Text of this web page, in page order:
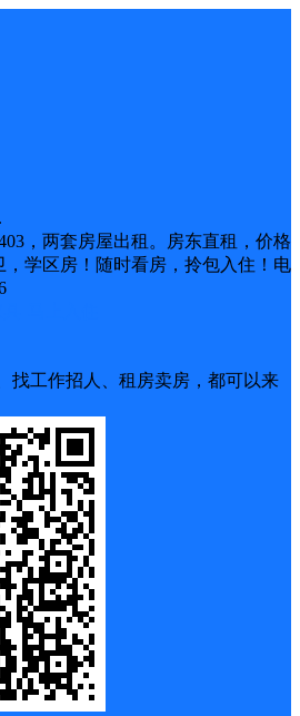
，两套房屋出租。房东直租，价格
学区房！随时看房，拎包入住！电
找工作招人、租房卖房，都可以来